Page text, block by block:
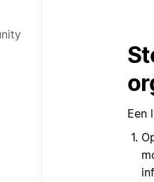
Een